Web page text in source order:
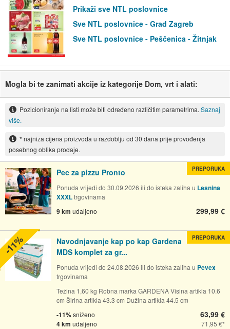
Prikaži sve NTL poslovnice
Sve NTL poslovnice - Grad Zagreb
Sve NTL poslovnice - Peščenica - Žitnjak
Mogla bi te zanimati akcije iz kategorije Dom, vrt i alati:
Pozicioniranje na listi može biti određeno različitim parametrima. Saznaj
više.
* najniža cijena proizvoda u razdoblju od 30 dana prije provođenja
posebnog oblika prodaje.
Pec za pizzu Pronto
Ponuda vrijedi do 30.09.2026 ili do isteka zaliha u Lesnina
XXXLtrgovinama
9 km udaljeno 299,99 €
PREPORUKA
Navodnjavanje kap po kap Gardena
MDS komplet za gr...
Ponuda vrijedi do 24.08.2026 ili do isteka zaliha u Pevex
trgovinama
Težina 1,60 kg Robna marka GARDENA Visina artikla 10.6
cm Širina artikla 43.3 cm Dužina artikla 44.5 cm
-11%sniženo
4 km udaljeno
63,99 €
71,95 €
PREPORUKA
-11%